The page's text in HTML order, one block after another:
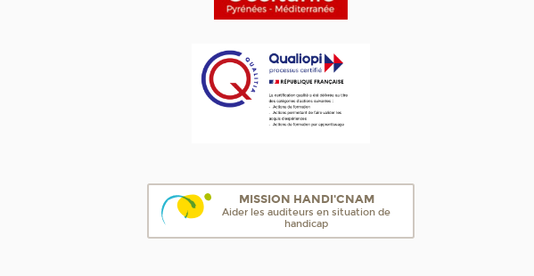
MISSION HANDI'CNAM
Aider les auditeurs en situation de
handicap